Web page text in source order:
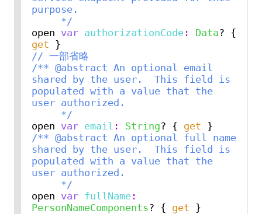
purpose.
     */
open var authorizationCode: Data
get
// 一部省略
/** @abstract An optional email
shared by the user.  This field is
populated with a value that the
user authorized.
     */
open var email : String? { get
/** @abstract An optional full name
shared by the user.  This field is
populated with a value that the
user authorized.
     */
open var fullName:
PersonNameComponents? { get